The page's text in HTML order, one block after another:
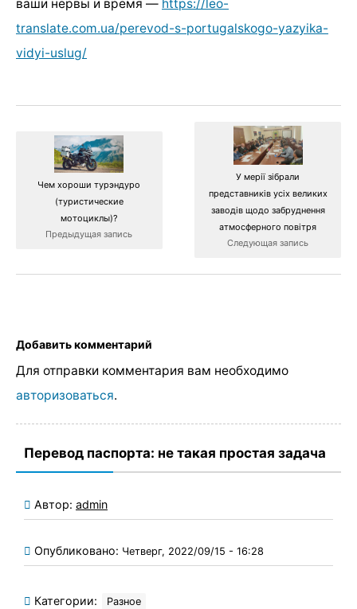
ваши нервы и время — https://leo-
translate.com.ua/perevod-s-portugalskogo-yazyika-
vidyi-uslug/
Чем хороши турэндуро
(туристические
мотоциклы)?
Предыдущая запись
У мерії зібрали
представників усіх великих
заводів щодо забруднення
атмосферного повітря
Следующая запись
Добавить комментарий
Для отправки комментария вам необходимо
авторизоваться.
Перевод паспорта: не такая простая задача
Автор: admin
Опубликовано: Четверг, 2022/09/15 - 16:28
Категории: Разное